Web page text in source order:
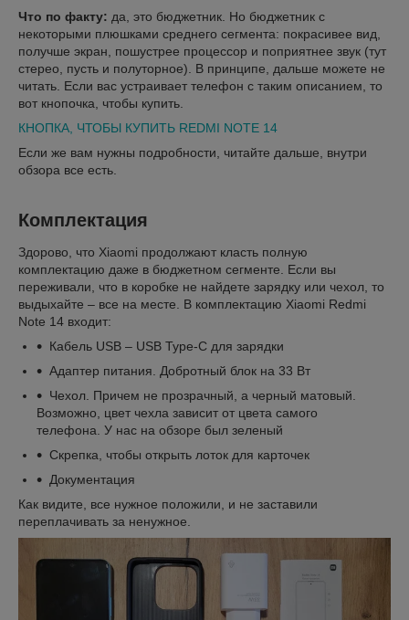
Что по факту: да, это бюджетник. Но бюджетник с
некоторыми плюшками среднего сегмента: покрасивее вид,
получше экран, пошустрее процессор и поприятнее звук (тут
стерео, пусть и полуторное). В принципе, дальше можете не
читать. Если вас устраивает телефон с таким описанием, то
вот кнопочка, чтобы купить.
КНОПКА, ЧТОБЫ КУПИТЬ REDMI NOTE 14
Если же вам нужны подробности, читайте дальше, внутри
обзора все есть.
Комплектация
Здорово, что Xiaomi продолжают класть полную
комплектацию даже в бюджетном сегменте. Если вы
переживали, что в коробке не найдете зарядку или чехол, то
выдыхайте – все на месте. В комплектацию Xiaomi Redmi
Note 14 входит:
Кабель USB – USB Type-C для зарядки
Адаптер питания. Добротный блок на 33 Вт
Чехол. Причем не прозрачный, а черный матовый.
Возможно, цвет чехла зависит от цвета самого
телефона. У нас на обзоре был зеленый
Скрепка, чтобы открыть лоток для карточек
Документация
Как видите, все нужное положили, и не заставили
переплачивать за ненужное.